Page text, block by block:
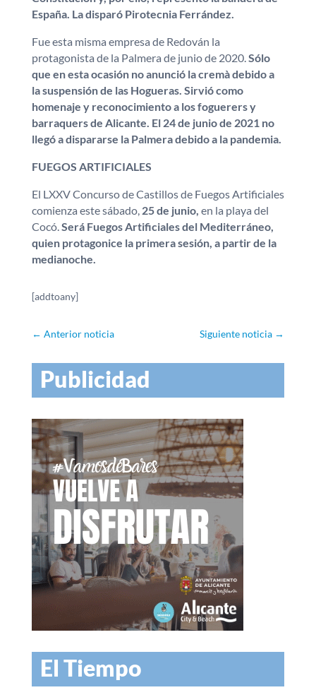
España. La disparó Pirotecnia Ferrández.
Fue esta misma empresa de Redován la
protagonista de la Palmera de junio de 2020. Sólo
que en esta ocasión no anunció la cremà debido a
la suspensión de las Hogueras. Sirvió como
homenaje y reconocimiento a los foguerers y
barraquers de Alicante. El 24 de junio de 2021 no
llegó a dispararse la Palmera debido a la pandemia.
FUEGOS ARTIFICIALES
El LXXV Concurso de Castillos de Fuegos Artificiales
comienza este sábado, 25 de junio, en la playa del
Cocó. Será Fuegos Artificiales del Mediterráneo,
quien protagonice la primera sesión, a partir de la
medianoche.
[addtoany]
← Anterior noticia Siguiente noticia →
Publicidad
El Tiempo